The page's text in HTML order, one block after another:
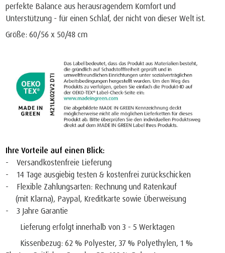
perfekte Balance aus herausragendem Komfort und
Unterstützung - für einen Schlaf, der nicht von dieser Welt ist.
Größe: 60/56 x 50/48 cm
Ihre Vorteile auf einen Blick:
- Versandkostenfreie Lieferung
- 14 Tage ausgiebig testen & kostenfrei zurückschicken
- Flexible Zahlungsarten: Rechnung und Ratenkauf
(mit Klarna), Paypal, Kreditkarte sowie Überweisung
- 3 Jahre Garantie
Lieferung erfolgt innerhalb von 3 - 5 Werktagen
Kissenbezug: 62 % Polyester, 37 % Polyethylen, 1 %